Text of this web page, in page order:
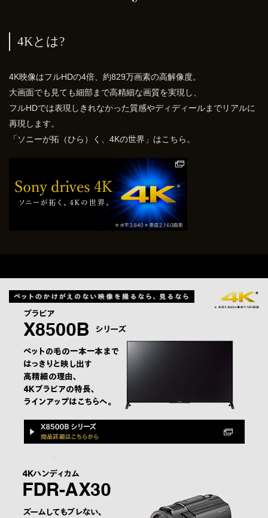
4Kとは?
4K映像はフルHDの4倍、約829万画素の高解像度。
大画面でも見ても細部まで高精細な画質を実現し、
フルHDでは表現しきれなかった質感やディディールまでリアルに
再現します。
「ソニーが拓（ひら）く、4Kの世界」はこちら。